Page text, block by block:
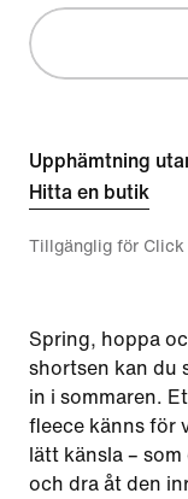
Upphämtning
Hitta en butik
Tillgänglig för Click
Spring, hoppa
shortsen kan du
in i sommaren.
fleece känns för
lätt känsla –
och dra åt den